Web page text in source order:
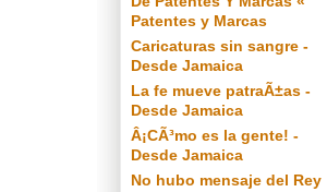
Patentes y Marcas
Caricaturas sin sangre -
Desde Jamaica
La fe mueve patraÃ±as -
Desde Jamaica
Â¡CÃ³mo es la gente! -
Desde Jamaica
No hubo mensaje del Rey